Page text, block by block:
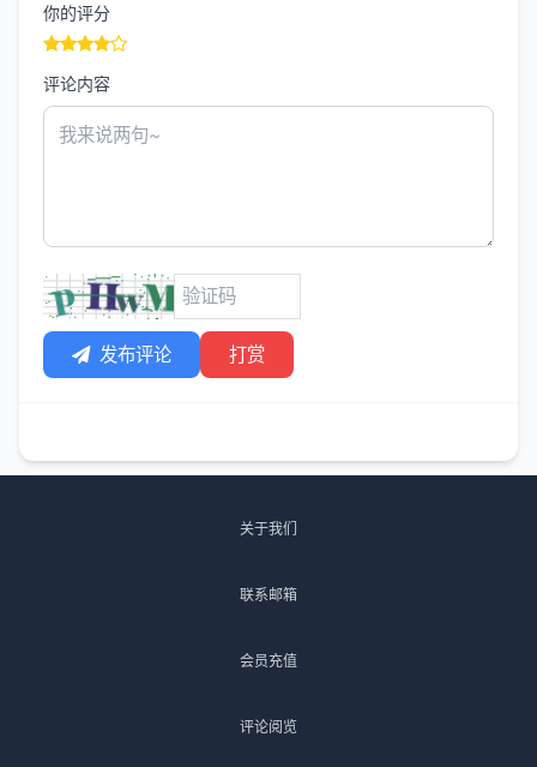
你的评分
评论内容
发布评论 打赏
关于我们
联系邮箱
会员充值
评论阅览